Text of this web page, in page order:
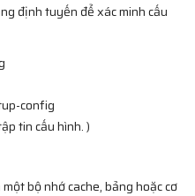
định tuyến để xác minh cấu
config
tin cấu hình. )
bộ nhớ cache, bảng hoặc cơ